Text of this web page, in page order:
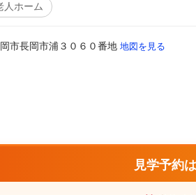
人ホーム
市長岡市浦３０６０番地地図を見る
見学予約は